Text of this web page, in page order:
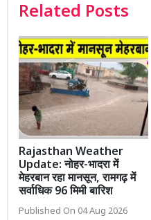
Related Posts
Rajasthan Weather
Update: नोहर-भादरा में
मेहरबान रहा मानसून, रामगढ़ में
सर्वाधिक 96 मिमी बारिश
Published On 04 Aug 2026